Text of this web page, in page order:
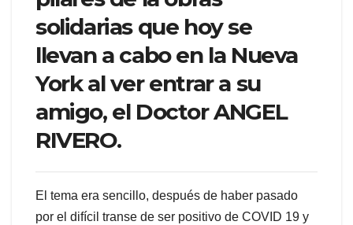
solidarias que hoy se
llevan a cabo en la Nueva
York al ver entrar a su
amigo, el Doctor ANGEL
RIVERO.
El tema era sencillo, después de haber pasado
por el difícil transe de ser positivo de COVID 19 y